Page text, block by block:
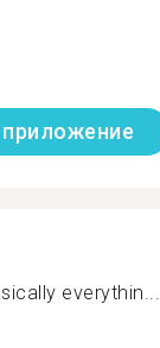
everythin...